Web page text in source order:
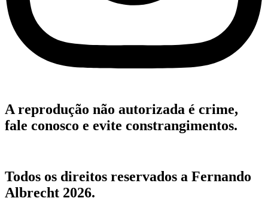
A reprodução não autorizada é crime,
fale conosco e evite constrangimentos.
Todos os direitos reservados a Fernando
Albrecht 2026.